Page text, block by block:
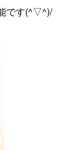
です(^▽^)/